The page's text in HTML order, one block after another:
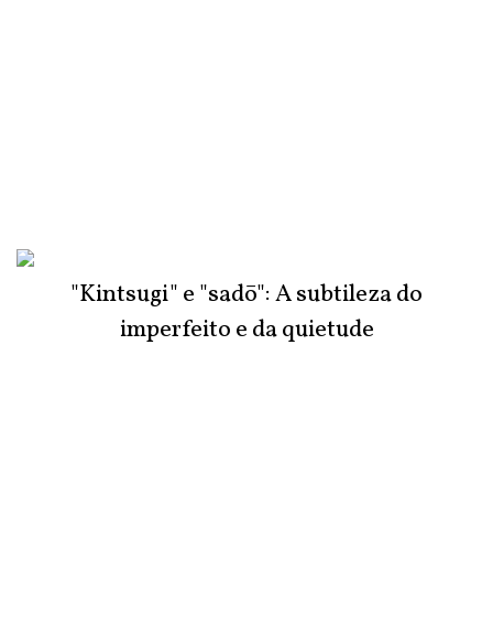
"Kintsugi" e "sadō": A subtileza do
imperfeito e da quietude